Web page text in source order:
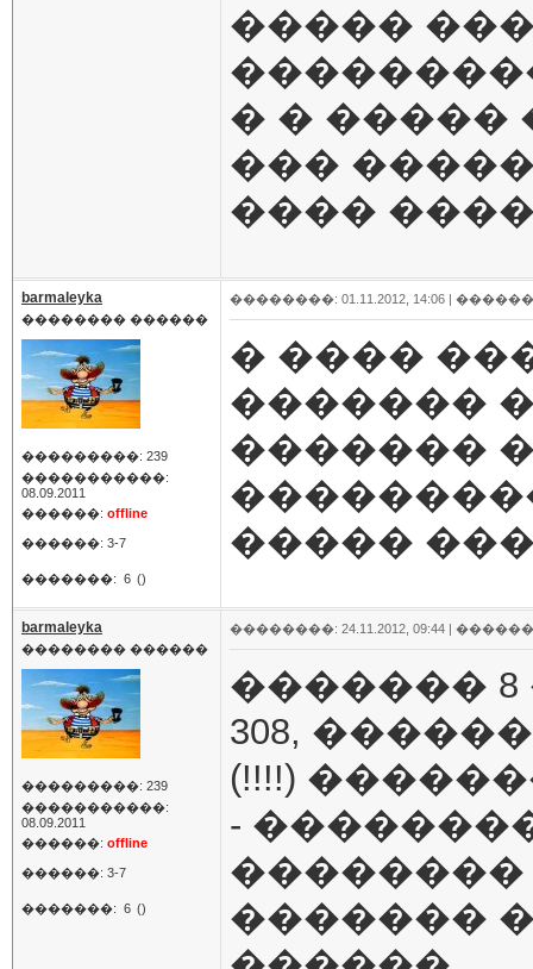
�����
� � �����
���
����
barmaleyka
�������� ������
���������: 239
�����������:
08.09.2011
������: offline
������: 3-7
�������: 6 ()
��������: 01.11.2012, 14:06 |
� ����
�������
�������
�����
barmaleyka
�������� ������
���������: 239
�����������:
08.09.2011
������: offline
������: 3-7
�������: 6 ()
��������: 24.11.2012, 09:44 |
�������
308,
(!!!!)
-
��������
�������